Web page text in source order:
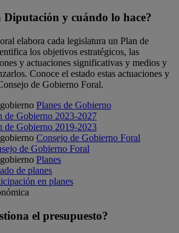
Diputación y cuándo lo hace?
elabora cada legislatura un Plan de
los objetivos estratégicos, las
y actuaciones significativas y medios y
Conoce el estado estas actuaciones y
de Gobierno Foral.
Planes de Gobierno
de Gobierno 2023-2027
de Gobierno 2019-2023
Consejo de Gobierno Foral
de Gobierno Foral
Planes
de planes
en planes
el presupuesto?